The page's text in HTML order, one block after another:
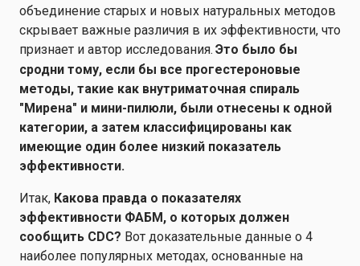
объединение старых и новых натуральных методов
скрывает важные различия в их эффективности, что
признает и автор исследования. Это было бы
сродни тому, если бы все прогестероновые
методы, такие как внутриматочная спираль
"Мирена" и мини-пилюли, были отнесены к одной
категории, а затем классифицированы как
имеющие один более низкий показатель
эффективности.
Итак, Какова правда о показателях
эффективности ФАБМ, о которых должен
сообщить CDC? Вот доказательные данные о 4
наиболее популярных методах, основанные на